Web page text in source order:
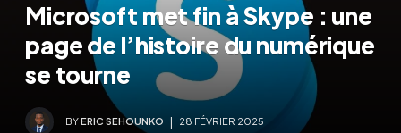
Microsoft met fin à Skype : une
page de l’histoire du numérique
se tourne
BYERIC SEHOUNKO 28 FÉVRIER 2025